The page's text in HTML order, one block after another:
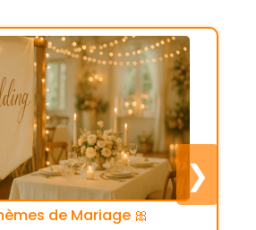
un enterrement de vie de
❯